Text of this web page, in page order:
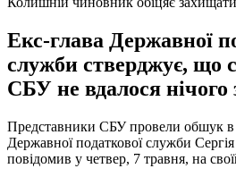
Екс-глава Державної
служби стверджує, що
СБУ не вдалося нічого
Представники СБУ провели обшук в
Державної податкової служби
повідомив у четвер, 7 травня, на